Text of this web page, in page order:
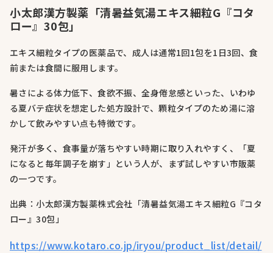
小太郎漢方製薬「清暑益気湯エキス細粒G『コタ
ロー』30包」
エキス細粒タイプの医薬品で、成人は通常1回1包を1日3回、食
前または食間に服用します。
暑さによる体力低下、食欲不振、全身倦怠感といった、いわゆ
る夏バテ症状を想定した処方設計で、顆粒タイプのため湯に溶
かして飲みやすい点も特徴です。
発汗が多く、食事量が落ちやすい時期に取り入れやすく、「夏
になると毎年調子を崩す」という人が、まず試しやすい市販薬
の一つです。
出典：小太郎漢方製薬株式会社「清暑益気湯エキス細粒G『コタ
ロー』30包」
https://www.kotaro.co.jp/iryou/product_list/detail/